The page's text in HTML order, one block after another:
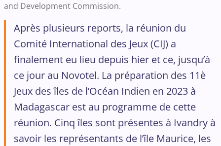
and Development Commission.
Après plusieurs reports, la réunion du
Comité International des Jeux (CIJ) a
finalement eu lieu depuis hier et ce, jusqu’à
ce jour au Novotel. La préparation des 11è
Jeux des îles de l’Océan Indien en 2023 à
Madagascar est au programme de cette
réunion. Cinq îles sont présentes à Ivandry à
savoir les représentants de l’île Maurice, les